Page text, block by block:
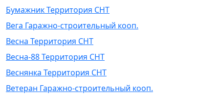
Бумажник Территория СНТ
Вега Гаражно-строительный кооп.
Весна Территория СНТ
Весна-88 Территория СНТ
Веснянка Территория СНТ
Ветеран Гаражно-строительный кооп.